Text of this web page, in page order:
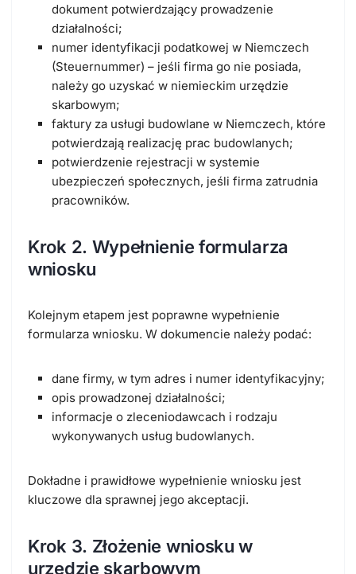
dokument potwierdzający prowadzenie
działalności;
numer identyfikacji podatkowej w Niemczech
(Steuernummer) – jeśli firma go nie posiada,
należy go uzyskać w niemieckim urzędzie
skarbowym;
faktury za usługi budowlane w Niemczech, które
potwierdzają realizację prac budowlanych;
potwierdzenie rejestracji w systemie
ubezpieczeń społecznych, jeśli firma zatrudnia
pracowników.
Krok 2. Wypełnienie formularza
wniosku
Kolejnym etapem jest poprawne wypełnienie
formularza wniosku. W dokumencie należy podać:
dane firmy, w tym adres i numer identyfikacyjny;
opis prowadzonej działalności;
informacje o zleceniodawcach i rodzaju
wykonywanych usług budowlanych.
Dokładne i prawidłowe wypełnienie wniosku jest
kluczowe dla sprawnej jego akceptacji.
Krok 3. Złożenie wniosku w
urzędzie skarbowym